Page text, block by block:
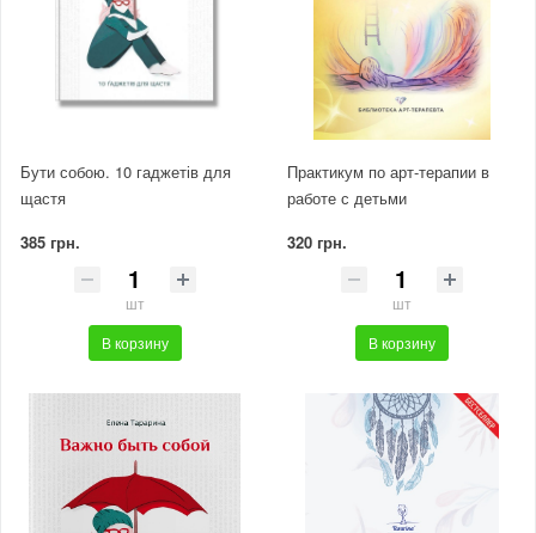
Бути собою. 10 гаджетів для
щастя
385 грн.
шт
В корзину
Практикум по арт-терапии в
работе с детьми
320 грн.
шт
В корзину